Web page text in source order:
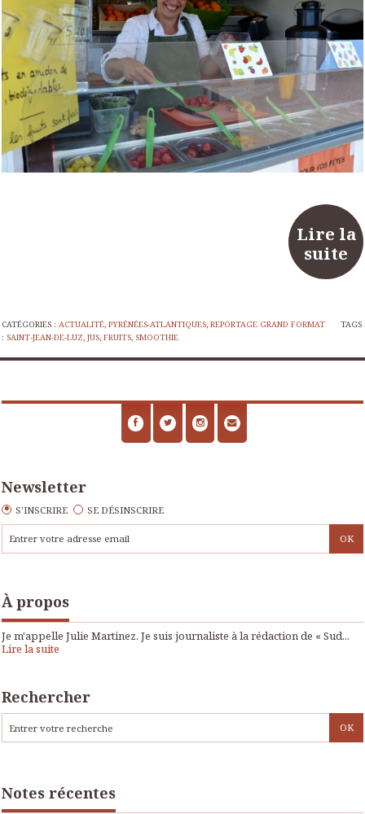
Lire la
suite
CATÉGORIES : ACTUALITÉ, PYRÉNÉES-ATLANTIQUES, REPORTAGE GRAND FORMAT
TAGS
: SAINT-JEAN-DE-LUZ, JUS, FRUITS, SMOOTHIE
Newsletter
S'INSCRIRE SE DÉSINSCRIRE
À propos
Je m'appelle Julie Martinez. Je suis journaliste à la rédaction de « Sud...
Lire la suite
Rechercher
Notes récentes